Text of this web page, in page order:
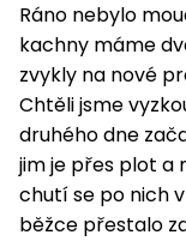
Ráno nebylo
kachny máme
zvykly na nové
Chtěli jsme
druhého dne
jim je přes plot a
chutí se po nich
běžce přestalo